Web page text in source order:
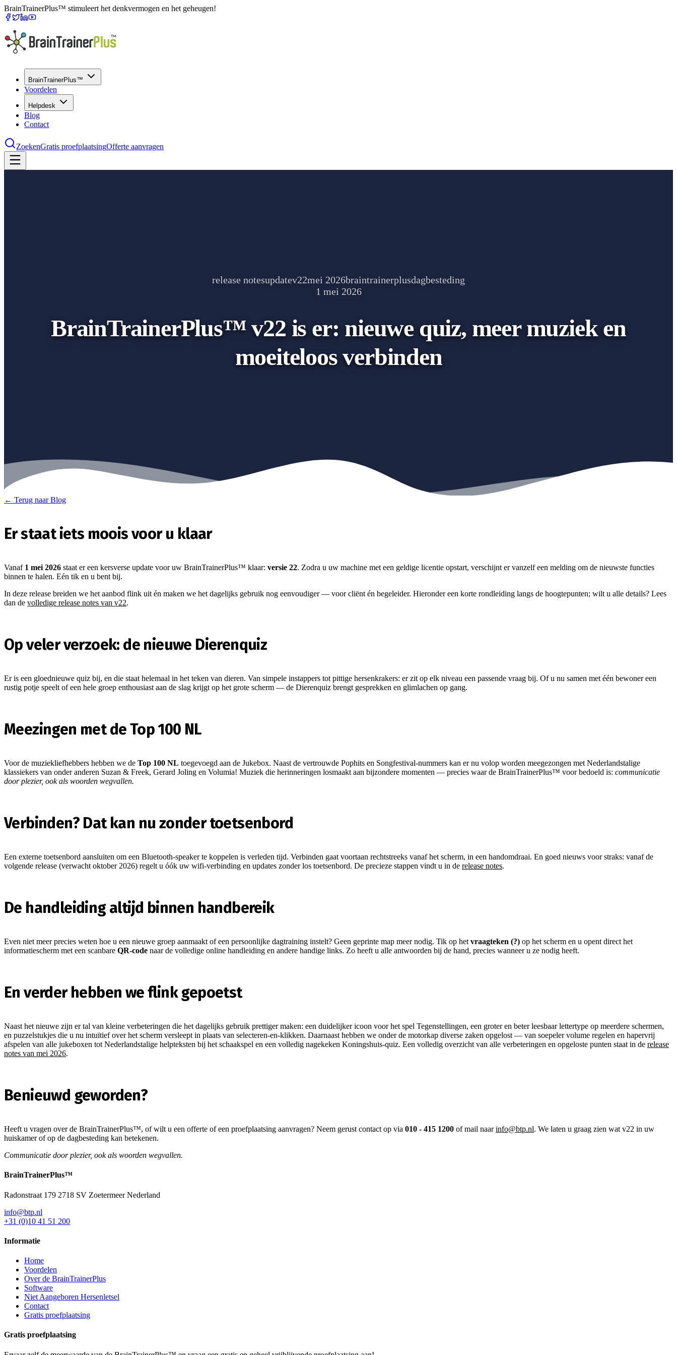
BrainTrainerPlus™ stimuleert het denkvermogen en het geheugen!
BrainTrainerPlus™
Voordelen
Helpdesk
Blog
Contact
ZoekenGratis proefplaatsingOfferte aanvragen
release notesupdatev22mei 2026braintrainerplusdagbesteding
1 mei 2026
BrainTrainerPlus™ v22 is er: nieuwe quiz, meer muziek en
moeiteloos verbinden
← Terug naar Blog
Er staat iets moois voor u klaar
Vanaf 1 mei 2026 staat er een kersverse update voor uw BrainTrainerPlus™ klaar: versie 22. Zodra u uw machine met een geldige licentie opstart, verschijnt er vanzelf een melding om de nieuwste functies
binnen te halen. Eén tik en u bent bij.
In deze release breiden we het aanbod flink uit én maken we het dagelijks gebruik nog eenvoudiger — voor cliënt én begeleider. Hieronder een korte rondleiding langs de hoogtepunten; wilt u alle details? Lees
dan de volledige release notes van v22.
Op veler verzoek: de nieuwe Dierenquiz
Er is een gloednieuwe quiz bij, en die staat helemaal in het teken van dieren. Van simpele instappers tot pittige hersenkrakers: er zit op elk niveau een passende vraag bij. Of u nu samen met één bewoner een
rustig potje speelt of een hele groep enthousiast aan de slag krijgt op het grote scherm — de Dierenquiz brengt gesprekken en glimlachen op gang.
Meezingen met de Top 100 NL
Voor de muziekliefhebbers hebben we de Top 100 NL toegevoegd aan de Jukebox. Naast de vertrouwde Pophits en Songfestival-nummers kan er nu volop worden meegezongen met Nederlandstalige
klassiekers van onder anderen Suzan & Freek, Gerard Joling en Volumia! Muziek die herinneringen losmaakt aan bijzondere momenten — precies waar de BrainTrainerPlus™ voor bedoeld is: communicatie
door plezier, ook als woorden wegvallen.
Verbinden? Dat kan nu zonder toetsenbord
Een externe toetsenbord aansluiten om een Bluetooth-speaker te koppelen is verleden tijd. Verbinden gaat voortaan rechtstreeks vanaf het scherm, in een handomdraai. En goed nieuws voor straks: vanaf de
volgende release (verwacht oktober 2026) regelt u óók uw wifi-verbinding en updates zonder los toetsenbord. De precieze stappen vindt u in de release notes.
De handleiding altijd binnen handbereik
Even niet meer precies weten hoe u een nieuwe groep aanmaakt of een persoonlijke dagtraining instelt? Geen geprinte map meer nodig. Tik op het vraagteken (?) op het scherm en u opent direct het
informatiescherm met een scanbare QR-code naar de volledige online handleiding en andere handige links. Zo heeft u alle antwoorden bij de hand, precies wanneer u ze nodig heeft.
En verder hebben we flink gepoetst
Naast het nieuwe zijn er tal van kleine verbeteringen die het dagelijks gebruik prettiger maken: een duidelijker icoon voor het spel Tegenstellingen, een groter en beter leesbaar lettertype op meerdere schermen,
en puzzelstukjes die u nu intuïtief over het scherm versleept in plaats van selecteren-en-klikken. Daarnaast hebben we onder de motorkap diverse zaken opgelost — van soepeler volume regelen en hapervrij
afspelen van alle jukeboxen tot Nederlandstalige helpteksten bij het schaakspel en een volledig nagekeken Koningshuis-quiz. Een volledig overzicht van alle verbeteringen en opgeloste punten staat in de release
notes van mei 2026.
Benieuwd geworden?
Heeft u vragen over de BrainTrainerPlus™, of wilt u een offerte of een proefplaatsing aanvragen? Neem gerust contact op via 010 - 415 1200 of mail naarinfo@btp.nl. We laten u graag zien wat v22 in uw
huiskamer of op de dagbesteding kan betekenen.
Communicatie door plezier, ook als woorden wegvallen.
BrainTrainerPlus™
Radonstraat 179 2718 SV Zoetermeer Nederland
info@btp.nl
+31 (0)10 41 51 200
Informatie
Home
Voordelen
Over de BrainTrainerPlus
Software
Niet Aangeboren Hersenletsel
Contact
Gratis proefplaatsing
Gratis proefplaatsing